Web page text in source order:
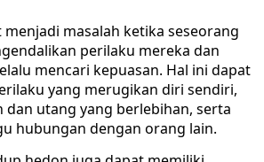
menjadi masalah ketika seseorang
perilaku mereka dan
mencari kepuasan. Hal ini dapat
yang merugikan diri sendiri,
dan utang yang berlebihan, serta
hubungan dengan orang lain.